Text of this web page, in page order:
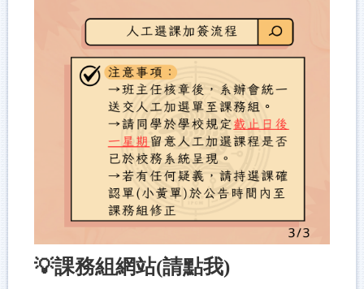
💡課務組網站(請點我)